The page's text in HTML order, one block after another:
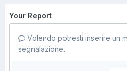
Your Report
Volendo potresti inserire un
segnalazione.